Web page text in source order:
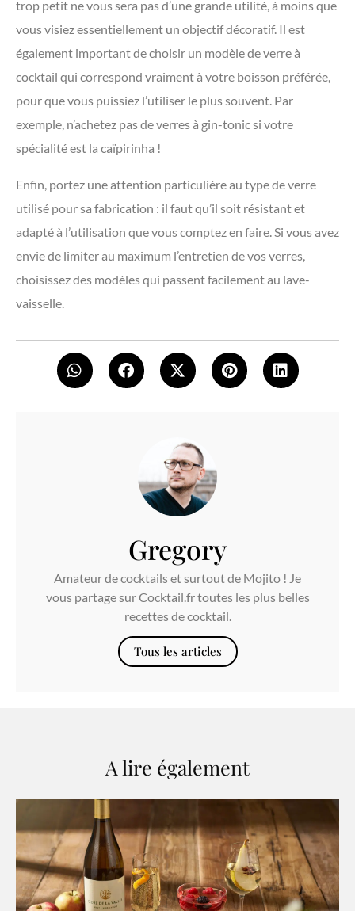
trop petit ne vous sera pas d’une grande utilité, à moins que
vous visiez essentiellement un objectif décoratif. Il est
également important de choisir un modèle de verre à
cocktail qui correspond vraiment à votre boisson préférée,
pour que vous puissiez l’utiliser le plus souvent. Par
exemple, n’achetez pas de verres à gin-tonic si votre
spécialité est la caïpirinha !
Enfin, portez une attention particulière au type de verre
utilisé pour sa fabrication : il faut qu’il soit résistant et
adapté à l’utilisation que vous comptez en faire. Si vous avez
envie de limiter au maximum l’entretien de vos verres,
choisissez des modèles qui passent facilement au lave-
vaisselle.
Gregory
Amateur de cocktails et surtout de Mojito ! Je
vous partage sur Cocktail.fr toutes les plus belles
recettes de cocktail.
Tous les articles
A lire également